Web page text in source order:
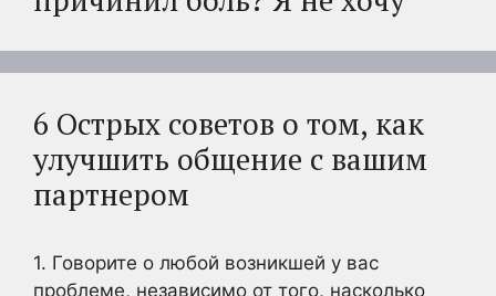
6 Острых советов о том, как
улучшить общение с вашим
партнером
1. Говорите о любой возникшей у вас
проблеме, независимо от того, насколько